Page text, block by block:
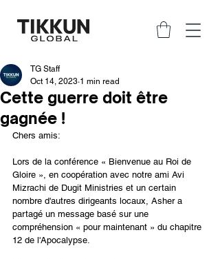
Cette guerre doit être
gagnée !
TG Staff
Oct 14, 2023 1 min read
Chers amis:
Lors de la conférence « Bienvenue au Roi de
Gloire », en coopération avec notre ami Avi
Mizrachi de Dugit Ministries et un certain
nombre d'autres dirigeants locaux, Asher a
partagé un message basé sur une
compréhension « pour maintenant » du chapitre
12 de l'Apocalypse.